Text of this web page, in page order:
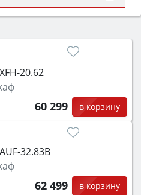
с типом (газовый или
50–70 л для семьи,
не ниже A и нужные
самоочистка,
20.62
60 299 в корзину
32.83B
62 499 в корзину